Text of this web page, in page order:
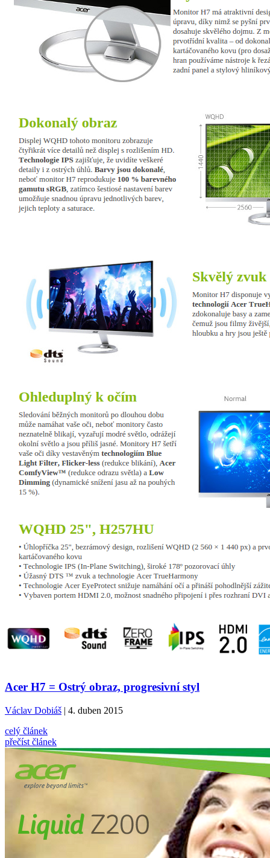
Acer H7 = Ostrý obraz, progresivní styl
Václav Dobiáš| 4. duben 2015
celý článek
přečíst článek